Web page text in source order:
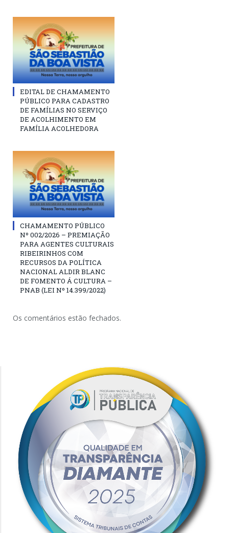
EDITAL DE CHAMAMENTO
PÚBLICO PARA CADASTRO
DE FAMÍLIAS NO SERVIÇO
DE ACOLHIMENTO EM
FAMÍLIA ACOLHEDORA
CHAMAMENTO PÚBLICO
Nº 002/2026 – PREMIAÇÃO
PARA AGENTES CULTURAIS
RIBEIRINHOS COM
RECURSOS DA POLÍTICA
NACIONAL ALDIR BLANC
DE FOMENTO Á CULTURA –
PNAB (LEI Nº 14.399/2022)
Os comentários estão fechados.